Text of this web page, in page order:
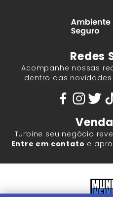
Redes
Acompanhe nossas
dentro das
Turbine seu negócio
Entre em contato e